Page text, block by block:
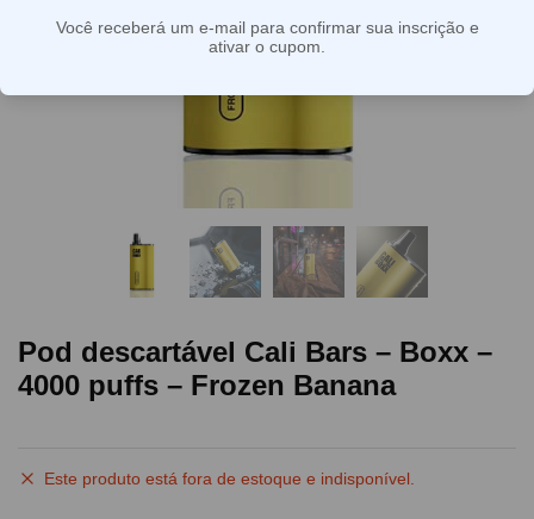
Pod descartável Cali Bars – Boxx –
4000 puffs – Frozen Banana
Este produto está fora de estoque e indisponível.
Você receberá um e-mail para confirmar sua inscrição e
ativar o cupom.